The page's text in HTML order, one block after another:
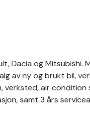
Dacia og Mitsubishi.
av ny og brukt bil,
air condition
samt 3 års